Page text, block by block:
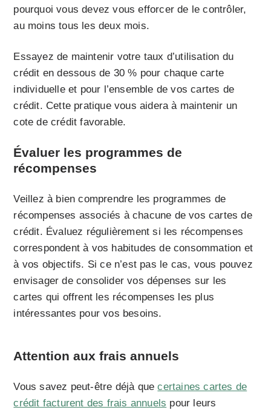
pourquoi vous devez vous efforcer de le contrôler,
au moins tous les deux mois.
Essayez de maintenir votre taux d’utilisation du
crédit en dessous de 30 % pour chaque carte
individuelle et pour l’ensemble de vos cartes de
crédit. Cette pratique vous aidera à maintenir un
cote de crédit favorable.
Évaluer les programmes de
récompenses
Veillez à bien comprendre les programmes de
récompenses associés à chacune de vos cartes de
crédit. Évaluez régulièrement si les récompenses
correspondent à vos habitudes de consommation et
à vos objectifs. Si ce n’est pas le cas, vous pouvez
envisager de consolider vos dépenses sur les
cartes qui offrent les récompenses les plus
intéressantes pour vos besoins.
Attention aux frais annuels
Vous savez peut-être déjà quecertaines cartes de
crédit facturent des frais annuels pour leurs